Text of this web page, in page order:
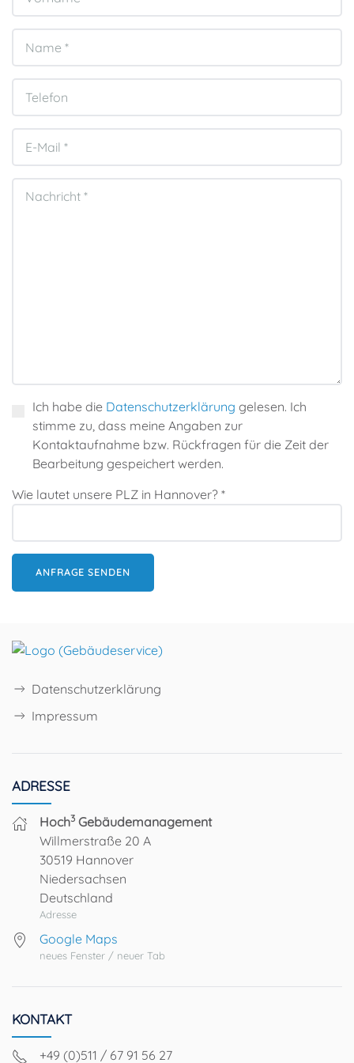
Ich habe die Datenschutzerklärung gelesen. Ich
stimme zu, dass meine Angaben zur
Kontaktaufnahme bzw. Rückfragen für die Zeit der
Bearbeitung gespeichert werden.
Wie lautet unsere PLZ in Hannover? *
Datenschutzerklärung
Impressum
ADRESSE
Hoch3 Gebäudemanagement
Willmerstraße 20 A
30519 Hannover
Niedersachsen
Deutschland
Adresse
Google Maps
neues Fenster / neuer Tab
KONTAKT
+49 (0)511 / 67 91 56 27